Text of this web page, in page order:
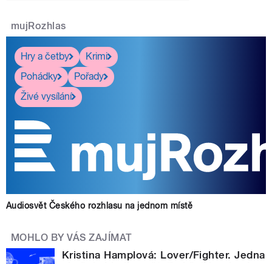
mujRozhlas
Hry a četby
Krimi
Pohádky
Pořady
Živé vysílání
Audiosvět Českého rozhlasu na jednom místě
MOHLO BY VÁS ZAJÍMAT
Kristina Hamplová: Lover/Fighter. Jedna